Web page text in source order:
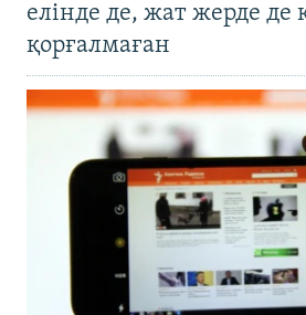
елінде де, жат жерде де
қорғалмаған